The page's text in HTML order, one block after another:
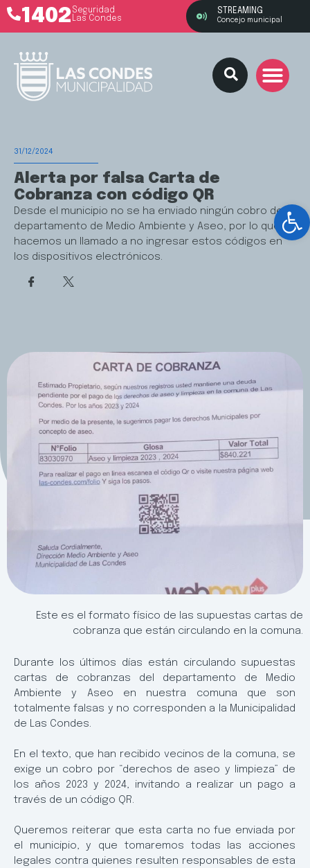
1402 Seguridad
Las Condes
STREAMING
Concejo municipal
31/12/2024
Alerta por falsa Carta de
Cobranza con código QR
Desde el municipio no se ha enviado ningún cobro del
departamento de Medio Ambiente y Aseo, por lo que
hacemos un llamado a no ingresar estos códigos en
los dispositivos electrónicos.
Este es el formato físico de las supuestas cartas de
cobranza que están circulando en la comuna.
Durante los últimos días están circulando supuestas
cartas de cobranzas del departamento de Medio
Ambiente y Aseo en nuestra comuna que son
totalmente falsas y no corresponden a la Municipalidad
de Las Condes.
En el texto, que han recibido vecinos de la comuna, se
exige un cobro por “derechos de aseo y limpieza” de
los años 2023 y 2024, invitando a realizar un pago a
través de un código QR.
Queremos reiterar que esta carta no fue enviada por
el municipio, y que tomaremos todas las acciones
legales contra quienes resulten responsables de esta